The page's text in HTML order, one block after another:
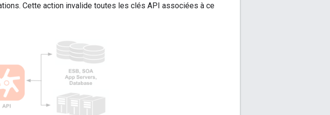
Cette action invalide toutes les clés API associées à ce